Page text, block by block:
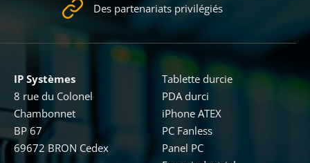
Des partenariats privilégiés
IP Systèmes
8 rue du Colonel
Chambonnet
BP 67
69672 BRON Cedex
Tablette durcie
PDA durci
iPhone ATEX
PC Fanless
Panel PC